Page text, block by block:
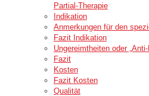
Partial-Therapie
Indikation
Anmerkungen für den
Fazit Indikation
Ungereimtheiten oder
Fazit
Kosten
Fazit Kosten
Qualität